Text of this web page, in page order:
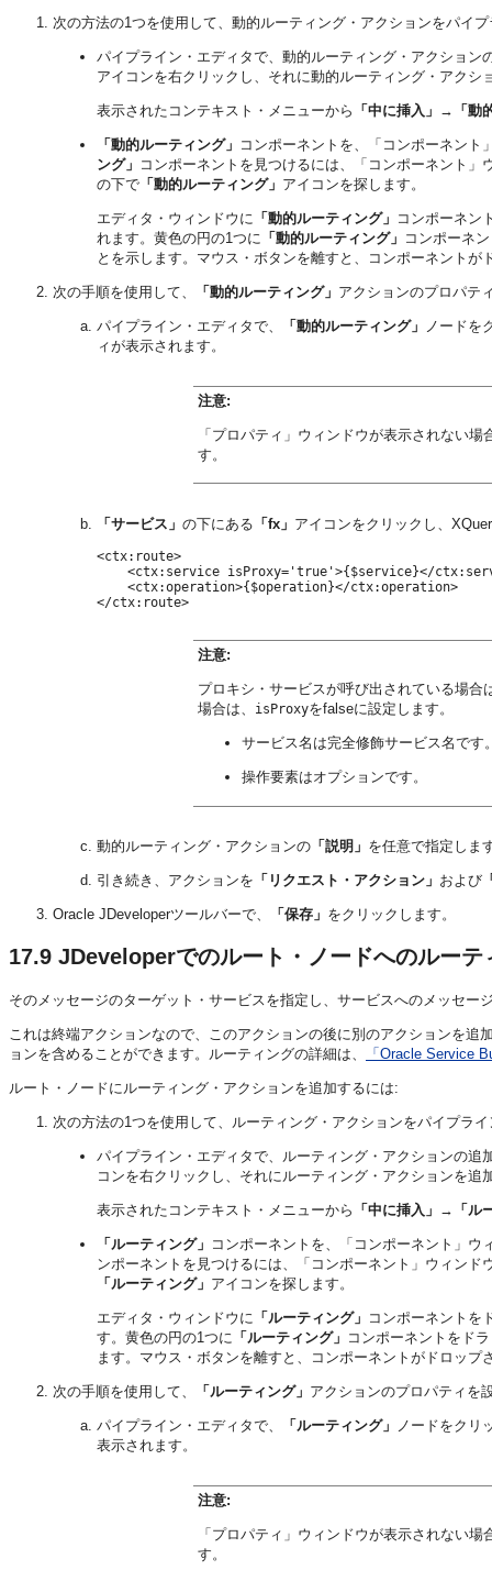
次の方法の1つを使用して、動的ルーティング・アクションをパイ
パイプライン・エディタで、動的ルーティング・アクショ
アイコンを右クリックし、それに動的ルーティング・アクシ
表示されたコンテキスト・メニューから 「中に挿入」 → 「動
「動的ルーティング」 コンポーネントを、「コンポーネント
ング」 コンポーネントを見つけるには、「コンポーネント
の下で 「動的ルーティング」 アイコンを探します。
エディタ・ウィンドウに 「動的ルーティング」 コンポーネン
れます。黄色の円の1つに 「動的ルーティング」 コンポーネ
とを示します。マウス・ボタンを離すと、コンポーネントが
次の手順を使用して、 「動的ルーティング」 アクションのプロパテ
パイプライン・エディタで、 「動的ルーティング」
ノードを
ィが表示されます。
注意:
「プロパティ」ウィンドウが表示されない場
す。
「サービス」 の下にある 「fx」 アイコンをクリックし、
<ctx:route>
<ctx:service isProxy='true'>{$service}</
    <ctx:operation>{$operation}</ctx:operation>
</ctx:route>
注意:
プロキシ・サービスが呼び出されている場合
場合は、
isProxyをfalseに設定します。
サービス名は完全修飾サービス名です
操作要素はオプションです。
動的ルーティング・アクションの 「説明」 を任意で指定しま
引き続き、アクションを 「リクエスト・アクション」 および
Oracle JDeveloperツールバーで、 「保存」 をクリックします。
17.9 JDeveloperでのルート・ノードへのルーテ
そのメッセージのターゲット・サービスを指定し、サービスへのメッセー
これは終端アクションなので、このアクションの後に別のアクションを
ョンを含めることができます。ルーティングの詳細は、
「Oracle Service
ルート・ノードにルーティング・アクションを追加するには:
次の方法の1つを使用して、ルーティング・アクションをパイプラ
パイプライン・エディタで、ルーティング・アクションの
コンを右クリックし、それにルーティング・アクションを追
表示されたコンテキスト・メニューから 「中に挿入」 → 「ル
「ルーティング」 コンポーネントを、「コンポーネント」
ンポーネントを見つけるには、「コンポーネント」ウィン
「ルーティング」 アイコンを探します。
エディタ・ウィンドウに 「ルーティング」 コンポーネントを
す。黄色の円の1つに 「ルーティング」 コンポーネントをド
ます。マウス・ボタンを離すと、コンポーネントがドロップ
次の手順を使用して、 「ルーティング」 アクションのプロパティを
パイプライン・エディタで、 「ルーティング」
ノードをクリ
表示されます。
注意:
「プロパティ」ウィンドウが表示されない場
す。